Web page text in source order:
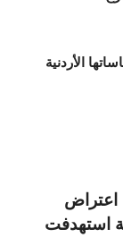
الأردنية
اعتراض
استهدفت